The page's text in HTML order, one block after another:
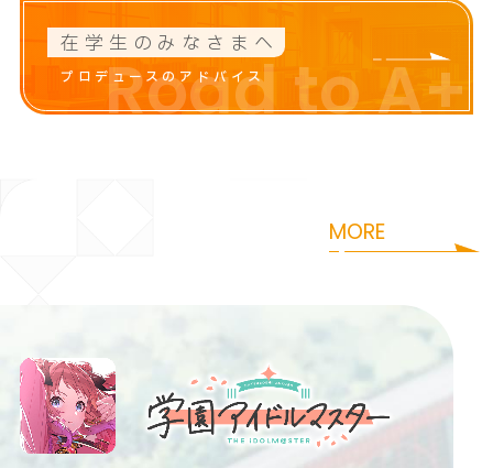
Road to A+
在学生のみなさまへ
プロデュースのアドバイス
花海
咲季
MORE